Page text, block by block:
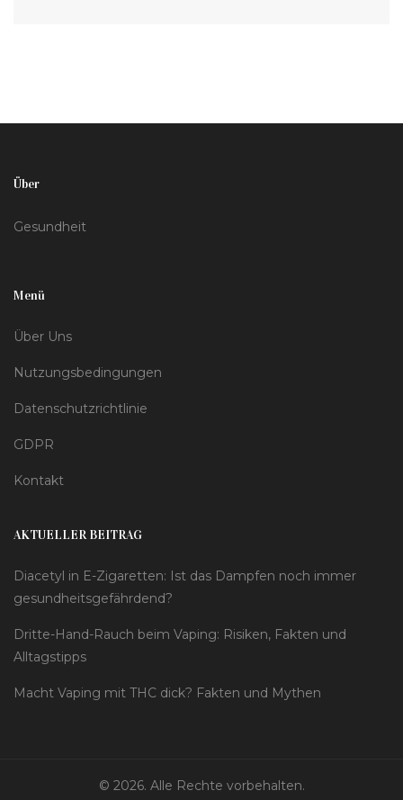
Über
Gesundheit
Menü
Über Uns
Nutzungsbedingungen
Datenschutzrichtlinie
GDPR
Kontakt
AKTUELLER BEITRAG
Diacetyl in E-Zigaretten: Ist das Dampfen noch immer
gesundheitsgefährdend?
Dritte-Hand-Rauch beim Vaping: Risiken, Fakten und
Alltagstipps
Macht Vaping mit THC dick? Fakten und Mythen
© 2026. Alle Rechte vorbehalten.